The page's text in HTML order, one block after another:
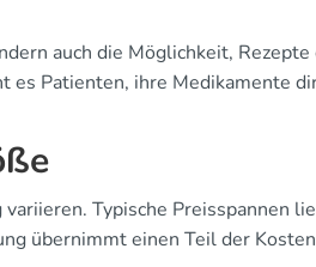
auch die Möglichkeit,
Patienten, ihre Medikamente
Typische Preisspannen
übernimmt einen Teil der